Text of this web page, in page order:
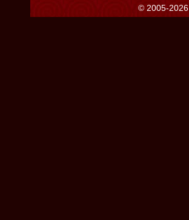
© 2005-2026